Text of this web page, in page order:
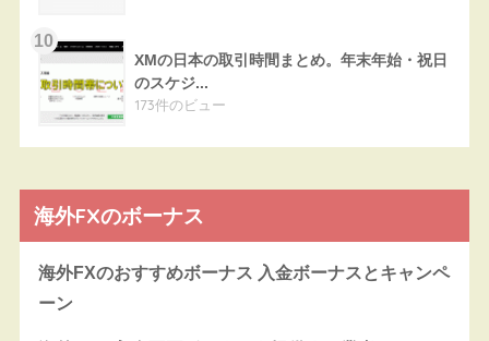
XMの日本の取引時間まとめ。年末年始・祝日
のスケジ...
173件のビュー
海外FXのボーナス
海外FXのおすすめボーナス 入金ボーナスとキャンペ
ーン